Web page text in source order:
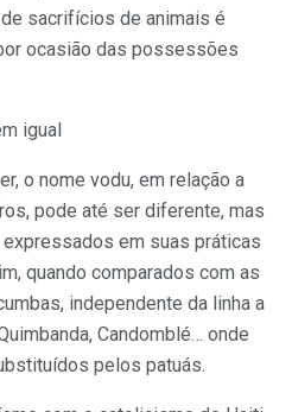
sacrifícios de animais é
ocasião das possessões
igual
o nome vodu, em relação a
pode até ser diferente, mas
em suas práticas
quando comparados com as
independente da linha a
Candomblé… onde
pelos patuás.